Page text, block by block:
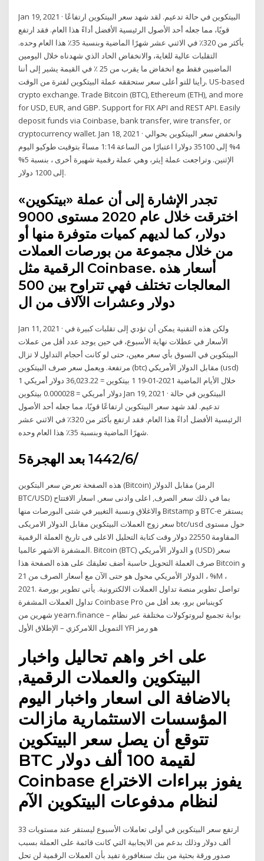
Jan 19, 2021 · البيتكوين في حالة تدعيم. لقد شهد سعر البيتكوين ارتفاعًا
قويًا، مما جعله أحد الأصول الرئيسية الأفضل أداءً هذا العام. فقد ارتفع
بأكثر من 320٪ في الاثني عشر شهرًا الماضية وبنسبة 35٪ هذا العام وحده.
التقلبات عالية للغاية، والانخفاض الحاد الذي شهدناه خلال اليومين
الماضيين فقط مع انخفاض ما يقرب من 25 ٪ في القيمة يشير إلى أننا
رأينا للتو أعلى سعر ستحققه عملة البيتكوين لفترة من الوقت. US-based
crypto exchange. Trade Bitcoin (BTC), Ethereum (ETH), and more
for USD, EUR, and GBP. Support for FIX API and REST API. Easily
deposit funds via Coinbase, bank transfer, wire transfer, or
cryptocurrency wallet. Jan 18, 2021 · وانخفض سعر البيتكوين بحوالي
4% إلى 35100 دولارا اعتبارًا من الساعة 1:14 مساءً بتوقيت طوكيو اليوم
الإثنين. وتراجعت عملة إيثر، وهي عملة رقمية شهيرة أخرى ، بنسبة 5%
إلى 1200 دولار.
تجدر الإشارة إلى أن عملة «بيتكوين»
اخترقت خلال عام 2020 مستوى 9000
دولار، كما لديهم كميات متوفرة منها أو
من خلال مجموعة من بورصات العملات
الرقمية مثل Coinbase. أسعار هذه
المعالجات تختلف فهي تتراوح بين 500
دولار وعشرات الآلاف من ال
Jan 11, 2021 · ولكن هذه التقنية يمكن أن تؤدي إلى تقلبات كبيرة في
الأسعار في عطلات نهاية الأسبوع، في حين يوجد عدد أقل من عملات
البيتكوين في السوق بأي سعر معين، حتى لو كانت أحجام التداول لا تزال
مرتفعة. ويعمل سعر صرف البيتكوين (btc) مقابل الدولار الأمريكي (usd)
خلال الأيام الماضية 2021-01-19 1 بيتكوين = 36,023.22 دولار أمريكي 1
دولار أمريكي = 0.000028 بيتكوين Jan 19, 2021 · البيتكوين في حالة
تدعيم. لقد شهد سعر البيتكوين ارتفاعًا قويًا، مما جعله أحد الأصول
الرئيسية الأفضل أداءً هذا العام. فقد ارتفع بأكثر من 320٪ في الاثني عشر
شهرًا الماضية وبنسبة 35٪ هذا العام وحده.
5‏‏/6‏‏/1442 بعد الهجرة
هذه الصفحة تعرض سعر البتكوين (Bitcoin) مقابل الدولار (الرمز
BTC/USD) بما في ذلك سعر الصرف, اعلى وادنى سعر, اسعار الافتتاح
والاغلاق ونسبة التغيير في شتى البورصات منها Bitstamp و BTC-e يستقر
سعر زوج العملات البيتكوين مقابل الدولار الامريكى btc/usd حول مستوى
المقاومة 22550 دولار وقت كتابة التحليل الاعلى فى تاريخ العملة الرقمية
المشفرة الاشهر عالميا. Bitcoin (BTC) و الدولار الأمريكي (USD) سعر
صرف العملة التحويل حاسبة أضف تعليقك على هذه الصفحة هذا Bitcoin و
الدولار الأمريكي محول هو حتى الآن مع أسعار الصرف من 21 ، %M ،
2021. تواصل تطوير منصة تداول العملات الالكترونية. يأتي تطوير بورصة
تداول العملات المشفرة Coinbase Pro كوينباس برو، بعد أقل من
شهرين من yearn.finance – بوابة تجميع لبروتوكولات مختلفة عبر نظام
التمويل اللامركزي – الإطلاق الأول YFI هو رمز
على اخر واهم تحاليل واخبار
البيتكوين والعملات الرقمية,
بالاضافة الى اسعار واخبار اليوم
المؤسسات الاستثمارية مازالت
تتوقع أن يصل سعر البيتكوين
BTC لقيمة 100 ألف دولار
Coinbase يفوز ببراءات الاختراع
لنظام مدفوعات البيتكوين الآم
ارتفع سعر البيتكوين في أولى تعاملات الأسبوع ليستقر عند مستويات 33
ألف دولار وذلك بدعم من الايجابية التي كانت قائمة على العملة بسبب
صدور ورقة بحثية من بنك سنغافورة تفيد بأن العملات الرقمية لن تحل